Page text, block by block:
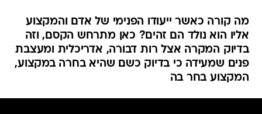
מה קורה כאשר ייעודו הפנימי של אדם והמקצוע
אליו הוא נולד הם זהים? כאן מתרחש הקסם, וזה
בדיוק המקרה אצל רות דבורה, אדריכלית ומעצבת
פנים שמעידה כי בדיוק כשם שהיא בחרה במקצוע,
המקצוע בחר בה